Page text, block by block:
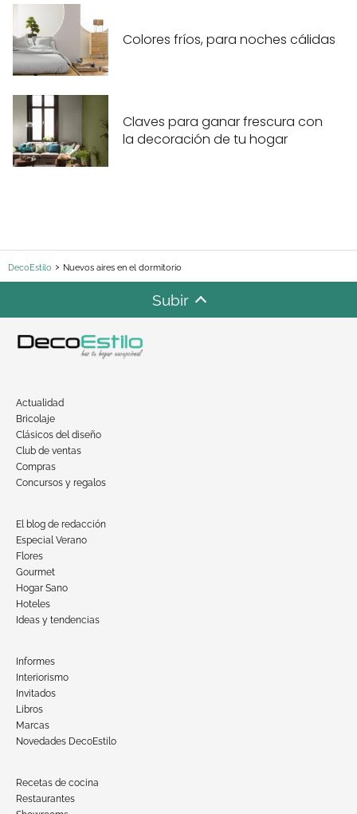
Colores fríos, para noches cálidas
Claves para ganar frescura con
la decoración de tu hogar
DecoEstilo Nuevos aires en el dormitorio
Subir
Actualidad
Bricolaje
Clásicos del diseño
Club de ventas
Compras
Concursos y regalos
El blog de redacción
Especial Verano
Flores
Gourmet
Hogar Sano
Hoteles
Ideas y tendencias
Informes
Interiorismo
Invitados
Libros
Marcas
Novedades DecoEstilo
Recetas de cocina
Restaurantes